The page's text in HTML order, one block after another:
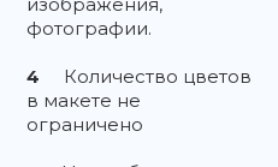
фотографии.
4
Количество цветов
в макете не
ограничено